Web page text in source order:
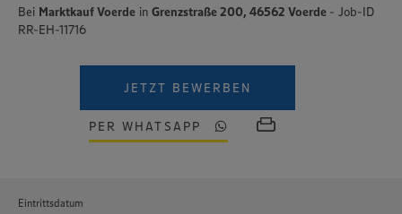
Bei Marktkauf Voerde in Grenzstraße 200, 46562 Voerde - Job-ID
RR-EH-11716
JETZT BEWERBEN
PER WHATSAPP
Eintrittsdatum